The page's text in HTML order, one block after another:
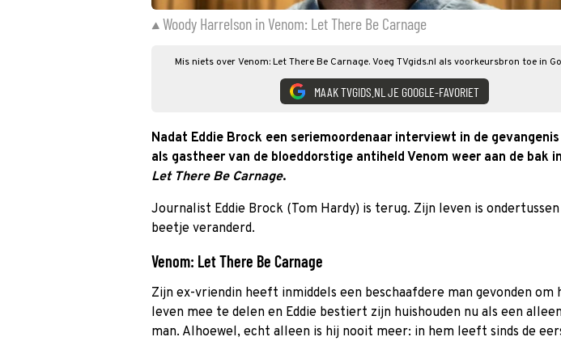
Woody Harrelson in Venom: Let There Be Carnage
Mis niets over Venom: Let There Be Carnage. Voeg TVgids.nl als voorkeursbron toe in
MAAK TVGIDS.NL JE GOOGLE-FAVORIET
Nadat Eddie Brock een seriemoordenaar interviewt in de
als gastheer van de bloeddorstige antiheld Venom weer aan de bak in
Let There Be Carnage.
Journalist Eddie Brock (Tom Hardy) is terug. Zijn leven is
beetje veranderd.
Venom: Let There Be Carnage
Zijn ex-vriendin heeft inmiddels een beschaafdere man gevonden om
leven mee te delen en Eddie bestiert zijn huishouden nu als een
man. Alhoewel, echt alleen is hij nooit meer: in hem leeft sinds de